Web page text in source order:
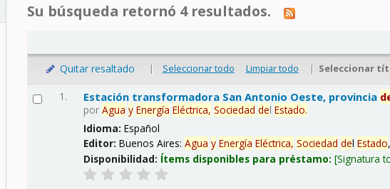
Su búsqueda retornó 4 resultados.
Quitar resaltado | Seleccionar todo Limpiar todo | Seleccionar
1. Estación transformadora San Antonio Oeste, provincia
porAgua y Energía Eléctrica, Sociedad delEstado.
Idioma:Español
Editor:Buenos Aires:Agua y Energía Eléctrica, Sociedad delEstado
Disponibilidad: Ítems disponibles para préstamo: Signatura